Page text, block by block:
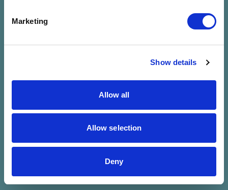
Marketing
Show details
Allow all
Allow selection
Deny
Énektanárok – Szabó Annamária (07.24-28) és Kásler
Válassz dátumot